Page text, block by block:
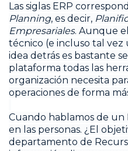
Las siglas ERP
Planning, es decir,
Empresariales. Aunque
técnico (e incluso tal
idea detrás es bastante
plataforma todas las
organización necesita
operaciones de forma
Cuando hablamos de un
en las personas. ¿El
departamento de